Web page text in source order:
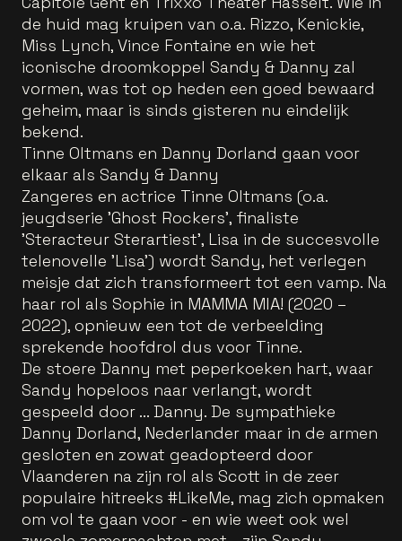
de huid mag kruipen van o.a. Rizzo, Kenickie,
Miss Lynch, Vince Fontaine en wie het
iconische droomkoppel Sandy & Danny zal
vormen, was tot op heden een goed bewaard
geheim, maar is sinds gisteren nu eindelijk
bekend.
Tinne Oltmans en Danny Dorland gaan voor
elkaar als Sandy & Danny
Zangeres en actrice Tinne Oltmans (o.a.
jeugdserie 'Ghost Rockers', finaliste
'Steracteur Sterartiest', Lisa in de succesvolle
telenovelle 'Lisa') wordt Sandy, het verlegen
meisje dat zich transformeert tot een vamp. Na
haar rol als Sophie in MAMMA MIA! (2020 –
2022), opnieuw een tot de verbeelding
sprekende hoofdrol dus voor Tinne.
De stoere Danny met peperkoeken hart, waar
Sandy hopeloos naar verlangt, wordt
gespeeld door ... Danny. De sympathieke
Danny Dorland, Nederlander maar in de armen
gesloten en zowat geadopteerd door
Vlaanderen na zijn rol als Scott in de zeer
populaire hitreeks #LikeMe, mag zich opmaken
om vol te gaan voor - en wie weet ook wel